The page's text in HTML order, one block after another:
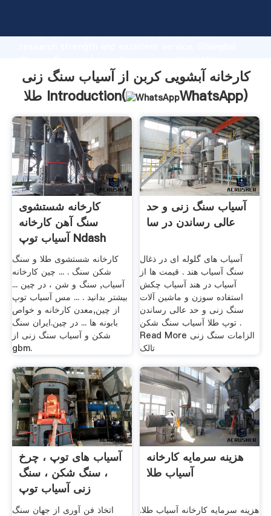
Grasping strong production capability, advanced
create the value and bring values to all of customers.
کارخانه آبشویی کربن از آسیاب سنگ زنی
طلا Introduction(
WhatsApp)
کارخانه شستشوی
سنگ آهن کارخانه
آسیاب توپ Ndash
چین
کارخانه شستشوی طلا و سنگ
شکن سنگ . ... چین کارخانه
آسیاب, سنگ و شن ، در چین ...
بیشتر بدانید . ... مس آسیاب توپ
از چین,معدن کارخانه و خواص
بابونه ها ... در چین.ایران سنگ
شکن و آسیاب سنگ زنی از
gbm.
آسیاب سنگ زنی و حد
عالی رساندن در سا
آسیاب های گلوله ای در ذغال
سنگ آسیاب هند . قیمت ها از
آسیاب در هند آسیاب چکش
استفاده سوزن و ماشین آلات
سنگ زنی و حد عالی رساندن
توپ طلا آسیاب سنگ شکن .
Read More الزامات سنگ زنی
تالک
آسیاب های توپ ، چرخ
، سنگ شکن ، سنگ
زنی آسیاب توپ
اتخاذ فن آوری از جهان سنگ
هزینه سرمایه کارخانه
آسیاب طلا
هزینه سرمایه کارخانه آسیاب طلا.